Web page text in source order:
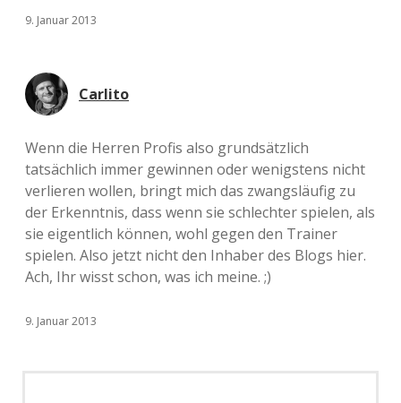
9. Januar 2013
Carlito
Wenn die Herren Profis also grundsätzlich
tatsächlich immer gewinnen oder wenigstens nicht
verlieren wollen, bringt mich das zwangsläufig zu
der Erkenntnis, dass wenn sie schlechter spielen, als
sie eigentlich können, wohl gegen den Trainer
spielen. Also jetzt nicht den Inhaber des Blogs hier.
Ach, Ihr wisst schon, was ich meine. ;)
9. Januar 2013